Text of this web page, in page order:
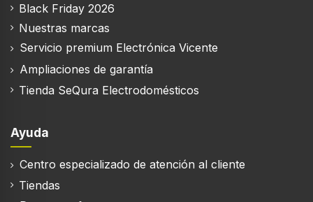
1350 mm
5,05 kg
Manual de usuario
Black Friday 2026
Nuestras marcas
Servicio premium Electrónica Vicente
Ampliaciones de garantía
Tienda SeQura Electrodomésticos
Ayuda
Centro especializado de atención al cliente
Tiendas